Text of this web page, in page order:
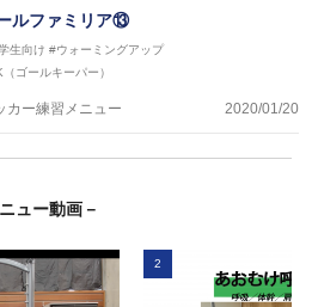
ルファミリア⑬
生向け #ウォーミングアップ
ゴールキーパー）
カー練習メニュー 2020/01/20
ュー動画－
2